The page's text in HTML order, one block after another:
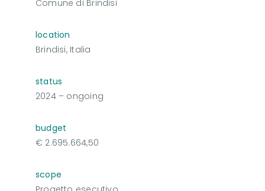
Comune di Brindisi
location
Brindisi, Italia
status
2024 – ongoing
budget
€ 2.695.664,50
scope